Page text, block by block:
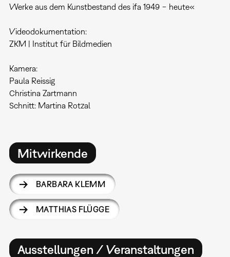
Werke aus dem Kunstbestand des ifa 1949 − heute«
​Videodokumentation:
ZKM | Institut für Bildmedien
Kamera:
Paula Reissig
Christina Zartmann
Schnitt: Martina Rotzal
Mitwirkende
BARBARA KLEMM
MATTHIAS FLÜGGE
Ausstellungen / Veranstaltungen